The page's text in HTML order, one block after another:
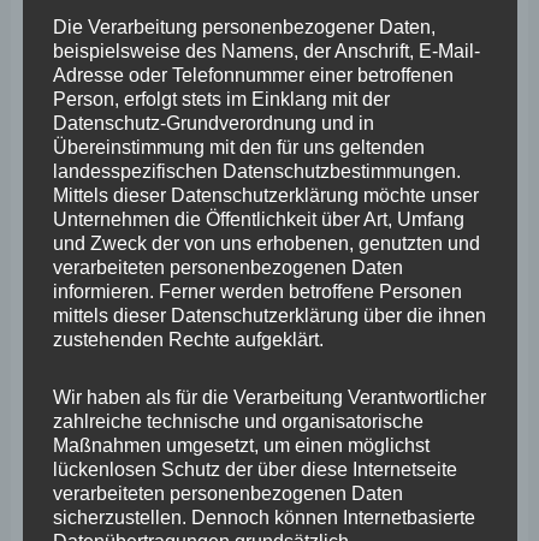
gefordert hatten, doch keine so dumme Idee ist. Hier
hätte Ministerin Eder besser mal auf uns gehört, dann
wäre ihr diese peinliche Belehrung aus Berlin erspart
geblieben.“
Bereits mehrfach hatte die FREIE WÄHLER
Landtagsfraktion – zuletzt im Juni nach Vorbild der
Bayrischen Wolfsverordnung- beantragt, ein aktives
Bestandsmanagement einzuführen. Dies war jedoch an
der Ablehnung der Landtagsfraktionen von Grünen und
Positionspapier auf den Kurs der FREIEN WÄHLER
eingeschwenkt.
„Nachdem sich die SPD im Land und die Grünen auf
Die Verarbeitung personenbezogener Daten,
beispielsweise des Namens, der Anschrift, E-Mail-
Adresse oder Telefonnummer einer betroffenen
Person, erfolgt stets im Einklang mit der
Datenschutz-Grundverordnung und in
Übereinstimmung mit den für uns geltenden
landesspezifischen Datenschutzbestimmungen.
Mittels dieser Datenschutzerklärung möchte unser
Unternehmen die Öffentlichkeit über Art, Umfang
und Zweck der von uns erhobenen, genutzten und
verarbeiteten personenbezogenen Daten
informieren. Ferner werden betroffene Personen
mittels dieser Datenschutzerklärung über die ihnen
zustehenden Rechte aufgeklärt.
Wir haben als für die Verarbeitung Verantwortlicher
zahlreiche technische und organisatorische
Maßnahmen umgesetzt, um einen möglichst
lückenlosen Schutz der über diese Internetseite
verarbeiteten personenbezogenen Daten
sicherzustellen. Dennoch können Internetbasierte